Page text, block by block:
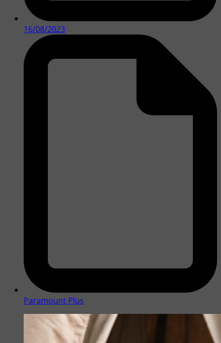
16/08/2023
Paramount Plus